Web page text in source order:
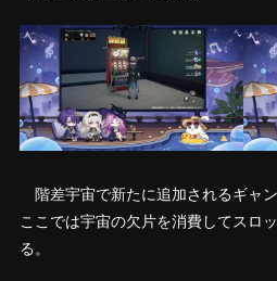
階差宇宙で新たに追加されるギャ
ここでは宇宙の欠片を消費してスロ
る。